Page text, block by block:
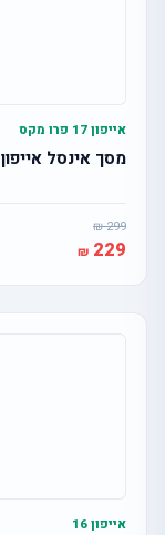
אייפון 17 פרו מקס
מסך אינסל אייפון 17 פרו מקס
299
229
אייפון 16